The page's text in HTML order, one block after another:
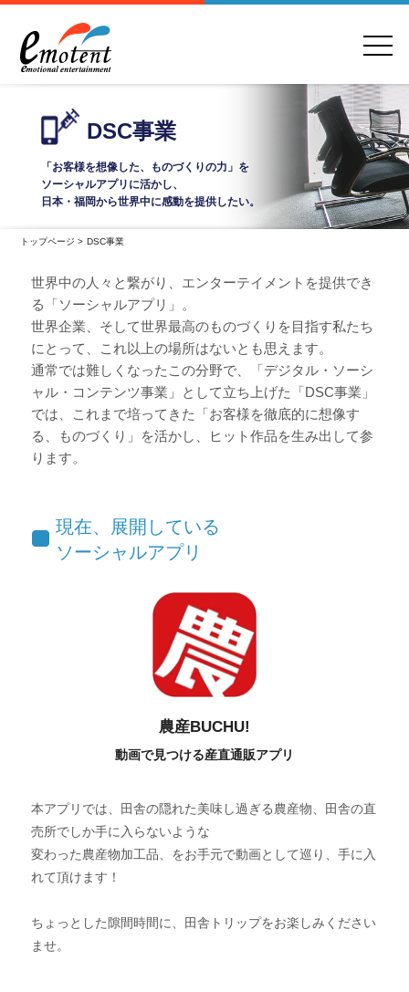
DSC事業
「お客様を想像した、ものづくりの力」を
ソーシャルアプリに活かし、
日本・福岡から世界中に感動を提供したい。
トップページ > DSC事業
世界中の人々と繋がり、エンターテイメントを提供でき
る「ソーシャルアプリ」。
世界企業、そして世界最高のものづくりを目指す私たち
にとって、これ以上の場所はないとも思えます。
通常では難しくなったこの分野で、「デジタル・ソーシ
ャル・コンテンツ事業」として立ち上げた「DSC事業」
では、これまで培ってきた「お客様を徹底的に想像す
る、ものづくり」を活かし、ヒット作品を生み出して参
ります。
現在、展開している
ソーシャルアプリ
農産BUCHU!
動画で見つける産直通販アプリ
本アプリでは、田舎の隠れた美味し過ぎる農産物、田舎の直
売所でしか手に入らないような
変わった農産物加工品、をお手元で動画として巡り、手に入
れて頂けます！
ちょっとした隙間時間に、田舎トリップをお楽しみください
ませ。